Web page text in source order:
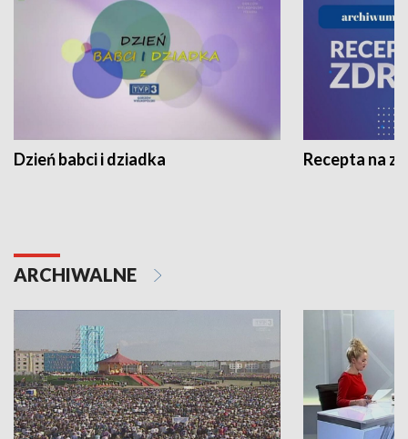
Dzień babci i dziadka Recepta na
ARCHIWALNE